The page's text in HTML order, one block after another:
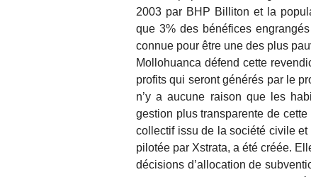
2003 par BHP Billiton et la
que 3% des bénéfices
connue pour être une des plus
Mollohuanca défend cette
profits qui seront générés par le
n’y a aucune raison que les
gestion plus transparente de
collectif issu de la société civile
pilotée par Xstrata, a été créée.
décisions d’allocation de